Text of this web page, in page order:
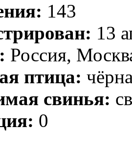
143
13
Россия,
птица:
свинья:
0